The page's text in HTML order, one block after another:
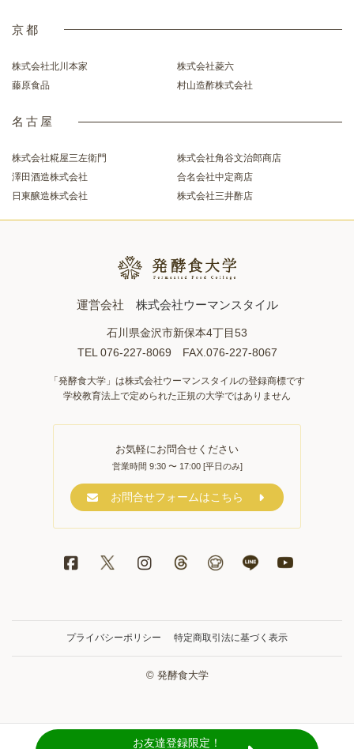
京都
株式会社北川本家
株式会社菱六
藤原食品
村山造酢株式会社
名古屋
株式会社糀屋三左衛門
株式会社角谷文治郎商店
澤田酒造株式会社
合名会社中定商店
日東醸造株式会社
株式会社三井酢店
運営会社 株式会社ウーマンスタイル
石川県金沢市新保本4丁目53
TEL 076-227-8069 FAX.076-227-8067
「発酵食大学」は株式会社ウーマンスタイルの登録商標です
学校教育法上で定められた正規の大学ではありません
お気軽にお問合せください
営業時間 9:30 〜 17:00 [平日のみ]
お問合せフォームはこちら
プライバシーポリシー 特定商取引法に基づく表示
© 発酵食大学
お友達登録限定！